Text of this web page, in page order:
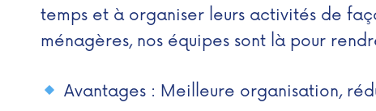
temps et à organiser leurs activités de
ménagères, nos équipes sont là pour
Avantages : Meilleure organisation,